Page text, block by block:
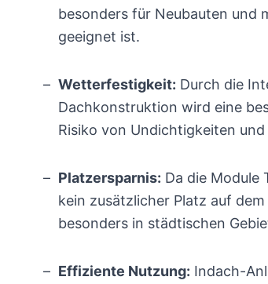
besonders für Neubauten und
geeignet ist.
Wetterfestigkeit: Durch die
Dachkonstruktion wird eine
Risiko von Undichtigkeiten
Platzersparnis: Da die Module
kein zusätzlicher Platz auf
besonders in städtischen
Effiziente Nutzung: Indach-